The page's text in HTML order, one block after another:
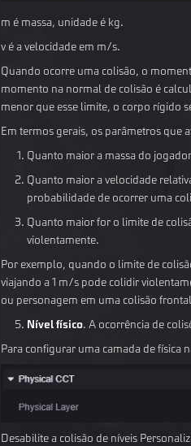
m é massa, unidade é kg.
v é a velocidade em m/s.
Quando ocorre uma colisão, o
momento na normal de colisão é
menor que esse limite, o corpo rígido
Em termos gerais, os parâmetros que
Quanto maior a massa do
Quanto maior a velocidade
probabilidade de ocorrer uma
Quanto maior for o limite de
violentamente.
Por exemplo, quando o limite de
viajando a 1 m/s pode colidir
ou personagem em uma colisão
Nível físico. A ocorrência de
Para configurar uma camada de física
Desabilite a colisão de níveis